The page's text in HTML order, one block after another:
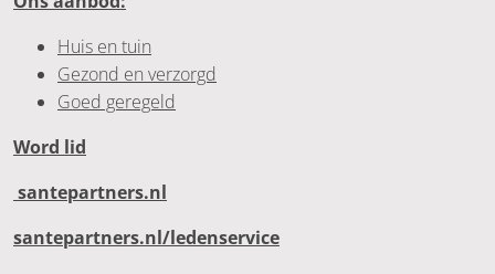
Huis en tuin
Gezond en verzorgd
Goed geregeld
Word lid
santepartners.nl
santepartners.nl/ledenservice